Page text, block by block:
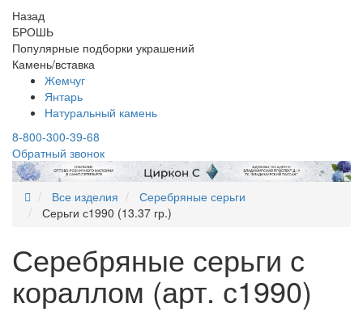
Назад
БРОШЬ
Популярные подборки украшений
Камень/вставка
Жемчуг
Янтарь
Натуральный камень
8-800-300-39-68
Обратный звонок
Все изделия
Серебряные серьги
Серьги с1990 (13.37 гр.)
Серебряные серьги с
кораллом (арт. с1990)